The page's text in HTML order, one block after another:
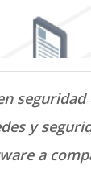
y
a